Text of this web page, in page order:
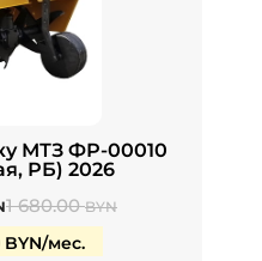
МТЗ ФР-00010
РБ) 2026
1 680.00BYN
BYN/мес.